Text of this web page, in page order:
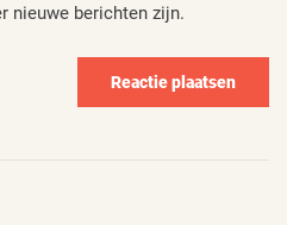
nieuwe berichten zijn.